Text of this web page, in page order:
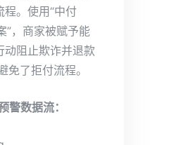
程。使用“中付
”，商家被赋予能
动阻止欺诈并退款
免了拒付流程。
警数据流：